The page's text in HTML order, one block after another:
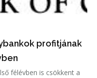
profitjának
félévben is csökkent a